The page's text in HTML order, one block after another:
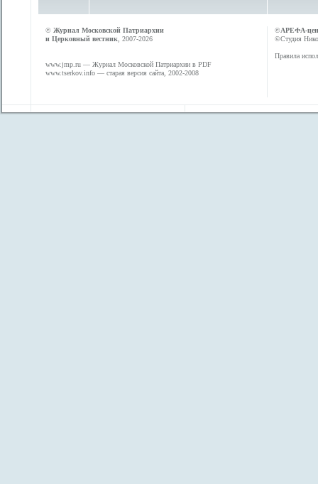
© Журнал Московской Патриархии
и Церковный вестник , 2007-2026
www.jmp.ru — Журнал Московской Патриархии в PDF
www.tserkov.info — старая версия сайта, 2002-2008
©АРЕФА-
©Студия
Правила